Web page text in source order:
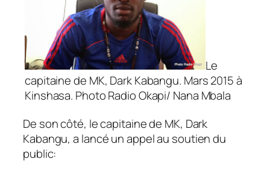
Le
capitaine de MK, Dark Kabangu. Mars 2015 à
Kinshasa. Photo Radio Okapi/ Nana Mbala
De son côté, le capitaine de MK, Dark
Kabangu, a lancé un appel au soutien du
public: